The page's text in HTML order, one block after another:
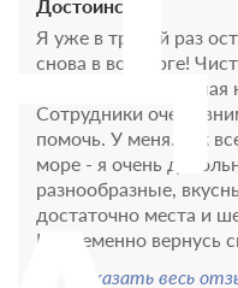
Достоинства
Я уже в третий раз
снова в восторге!
атмосфера -
Сотрудники очень
помочь. У меня. как
море - я очень
разнообразные,
достаточно места и
Непременно вернусь
Показать весь